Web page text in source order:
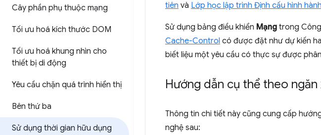
Cây phần phụ thuộc mạng
Tối ưu hoá kích thước DOM
Tối ưu hoá khung nhìn cho
thiết bị di động
Yêu cầu chặn quá trình hiển thị
Bên thứ ba
Sử dụng thời gian hữu dụng
tiên và Lớp học lập trình Định cấu hình
Sử dụng bảng điều khiển Mạng trong
Cache-Control có được đặt như dự kiến
biết liệu một yêu cầu có thực sự được
Hướng dẫn cụ thể theo ngăn
Thông tin chi tiết này cũng cung cấp
nghệ sau: